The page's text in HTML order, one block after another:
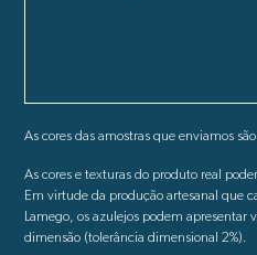
As cores das amostras que enviamos
As cores e texturas do produto real
Em virtude da produção artesanal que
Lamego, os azulejos podem
dimensão (tolerância dimensional 2%).